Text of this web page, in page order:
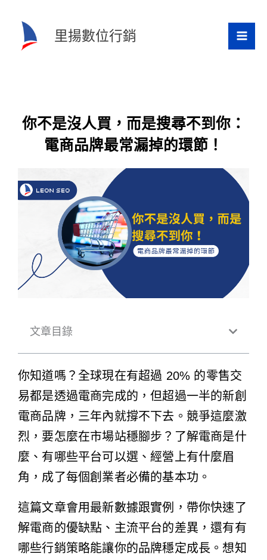
里揚數位行銷
你不是沒人買，而是搜尋不到你：
電商品牌最常漏掉的環節！
文章目錄
你知道嗎？全球現在有超過 20% 的零售交
易都是透過電商完成的，但超過一半的新創
電商品牌，三年內就撐不下去。競爭這麼激
烈，要怎麼在市場站穩腳步？了解電商是什
麼、有哪些平台可以選、經營上有什麼眉
角，成了每個創業者必備的基本功。
這篇文章會用最新數據跟實例，帶你快速了
解電商的優缺點、主流平台的差異，還有有
哪些行銷策略能讓你的品牌穩定成長。想知